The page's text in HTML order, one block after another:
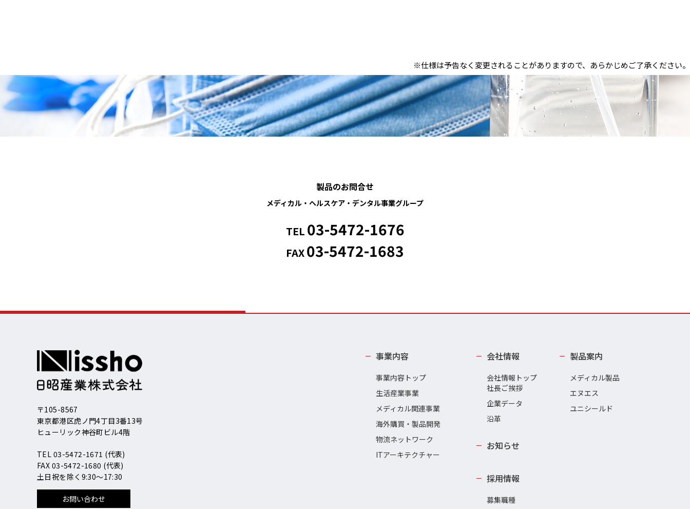
※仕様は予告なく変更されることがありますので、あらかじめご了承ください。
製品のお問合せ
メディカル・ヘルスケア・ デンタル事業グループ
TEL 03-5472-1676
FAX03-5472-1683
〒105-8567
東京都港区虎ノ門4丁目3番13号
ヒューリック神谷町ビル4階
TEL 03-5472-1671 (代表)
FAX 03-5472-1680 (代表)
土日祝を除く9:30～17:30
お問い合わせ
事業内容
事業内容トップ
生活産業事業
メディカル関連事業
海外購買・製品開発
物流ネットワーク
ITアーキテクチャー
会社情報
会社情報トップ
社長ご挨拶
企業データ
沿革
お知らせ
採用情報
募集職種
製品案内
メディカル製品
エヌエス
ユニシールド